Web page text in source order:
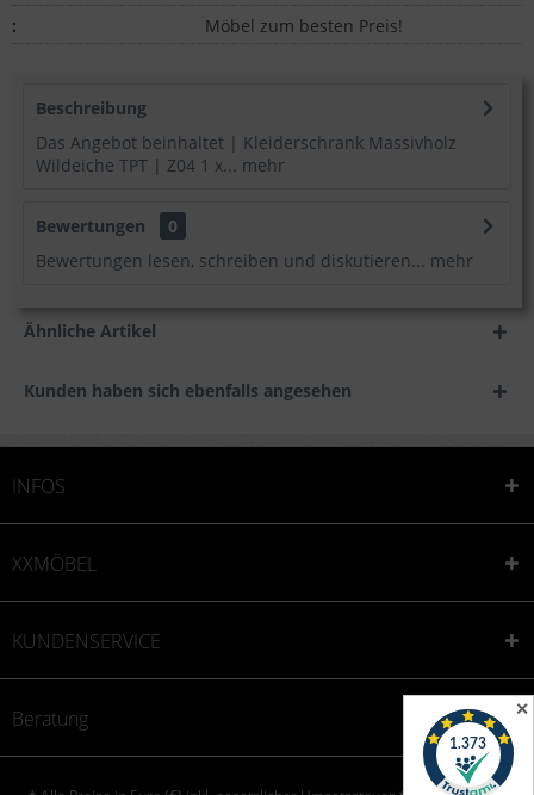
:
Möbel zum besten Preis!
Beschreibung
Das Angebot beinhaltet | Kleiderschrank Massivholz
Wildeiche TPT | Z04 1 x... mehr
Bewertungen
0
Bewertungen lesen, schreiben und diskutieren... mehr
Ähnliche Artikel
Kunden haben sich ebenfalls angesehen
✕
INFOS
XXMÖBEL
KUNDENSERVICE
Beratung